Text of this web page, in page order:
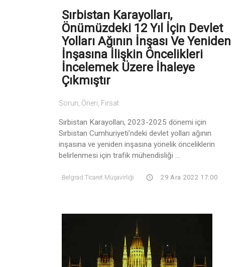
Sırbistan Karayolları,
Önümüzdeki 12 Yıl İçin Devlet
Yolları Ağının İnşası Ve Yeniden
İnşasına İlişkin Öncelikleri
İncelemek Üzere İhaleye
Çıkmıştır
Sorun, Öneri, Fırsat
Sırbistan Karayolları, 2023-2025 dönemi için
Sırbistan Cumhuriyeti’ndeki devlet yolları ağının
inşasına ve yeniden inşasına yönelik önceliklerin
belirlenmesi için trafik mühendisliği ...
Belgrad Ticaret Müşavirliği 29 Ara 2022 17:00